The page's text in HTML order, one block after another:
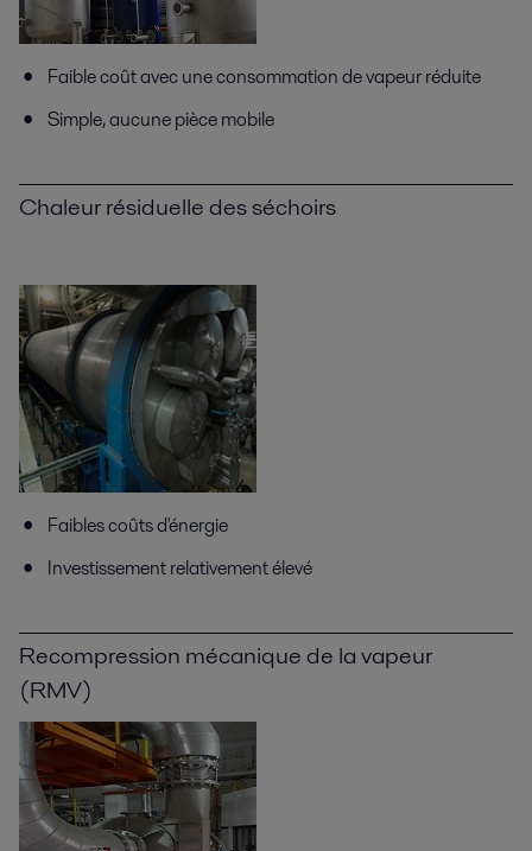
Faible coût avec une consommation de vapeur réduite
Simple, aucune pièce mobile
Chaleur résiduelle des séchoirs
Faibles coûts d'énergie
Investissement relativement élevé
Recompression mécanique de la vapeur
(RMV)